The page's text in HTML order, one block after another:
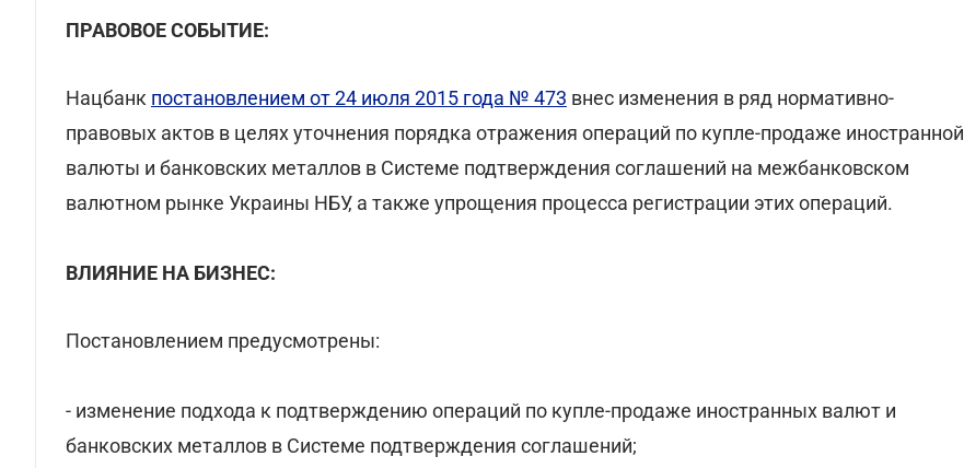
ПРАВОВОЕ СОБЫТИЕ:
Нацбанк постановлением от 24 июля 2015 года № 473 внес изменения в ряд нормативно-
правовых актов в целях уточнения порядка отражения операций по купле-продаже иностранной
валюты и банковских металлов в Системе подтверждения соглашений на межбанковском
валютном рынке Украины НБУ, а также упрощения процесса регистрации этих операций.
ВЛИЯНИЕ НА БИЗНЕС:
Постановлением предусмотрены:
- изменение подхода к подтверждению операций по купле-продаже иностранных валют и
банковских металлов в Системе подтверждения соглашений;